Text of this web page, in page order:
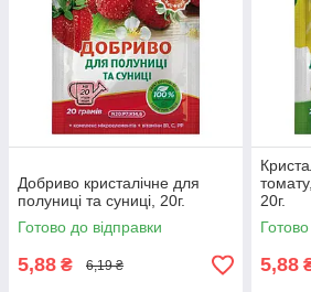
Добриво кристалічне для
полуниці та суниці, 20г.
Готово до відправки
5,88 ₴ 6,19 ₴
20г.
5,88